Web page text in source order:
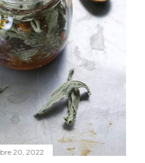
20, 2022